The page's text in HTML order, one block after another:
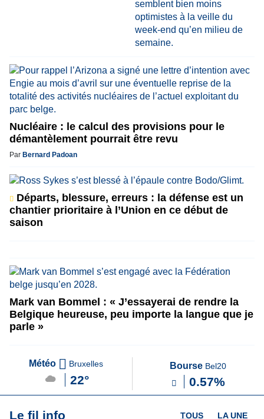
Nucléaire : le calcul des provisions pour le
démantèlement pourrait être revu
Par Bernard Padoan
Départs, blessure, erreurs : la défense est un
chantier prioritaire à l’Union en ce début de
saison
Mark van Bommel : « J’essayerai de rendre la
Belgique heureuse, peu importe la langue que je
parle »
Météo Bruxelles
22°
Bourse Bel20
0.57%
Le fil info LA UNE
TOUS